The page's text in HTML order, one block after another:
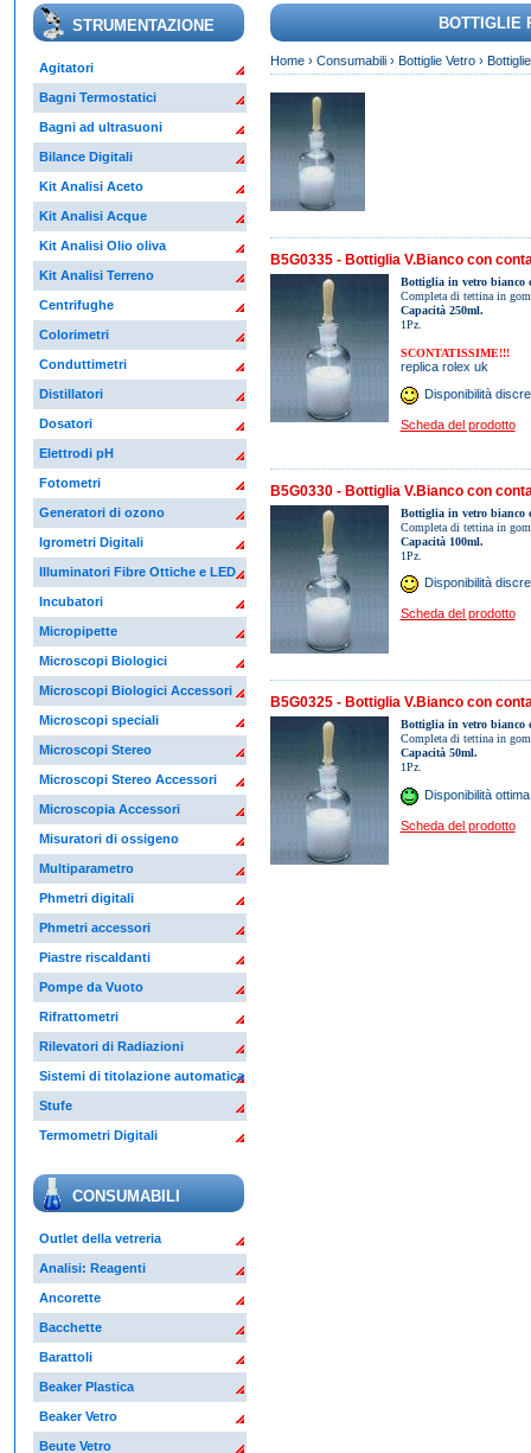
STRUMENTAZIONE
Agitatori
Bagni Termostatici
Bagni ad ultrasuoni
Bilance Digitali
Kit Analisi Aceto
Kit Analisi Acque
Kit Analisi Olio oliva
Kit Analisi Terreno
Centrifughe
Colorimetri
Conduttimetri
Distillatori
Dosatori
Elettrodi pH
Fotometri
Generatori di ozono
Igrometri Digitali
Illuminatori Fibre Ottiche e LED
Incubatori
Micropipette
Microscopi Biologici
Microscopi Biologici Accessori
Microscopi speciali
Microscopi Stereo
Microscopi Stereo Accessori
Microscopia Accessori
Misuratori di ossigeno
Multiparametro
Phmetri digitali
Phmetri accessori
Piastre riscaldanti
Pompe da Vuoto
Rifrattometri
Rilevatori di Radiazioni
Sistemi di titolazione automatica
Stufe
Termometri Digitali
CONSUMABILI
Outlet della vetreria
Analisi: Reagenti
Ancorette
Bacchette
Barattoli
Beaker Plastica
Beaker Vetro
Beute Vetro
BOTTIGLIE
Home› Consumabili› Bottiglie Vetro›
B5G0335 - Bottiglia V.Bianco con
Bottiglia in vetro bianco
Completa di tettina in
Capacità 250ml.
1Pz.
SCONTATISSIME!!!
replica rolex uk
Disponibilità
Scheda del prodotto
B5G0330 - Bottiglia V.Bianco con
Bottiglia in vetro bianco
Completa di tettina in
Capacità 100ml.
1Pz.
Disponibilità
Scheda del prodotto
B5G0325 - Bottiglia V.Bianco con
Bottiglia in vetro bianco
Completa di tettina in
Capacità 50ml.
1Pz.
Disponibilità ottima
Scheda del prodotto